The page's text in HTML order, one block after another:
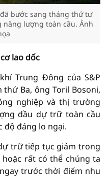
bước sang tháng thứ tư
lượng toàn cầu. Ảnh
lao dốc
Trung Đông của S&P
Ba, ông Toril Bosoni,
nghiệp và thị trường
dầu dự trữ toàn cầu
độ đáng lo ngại.
trữ tiếp tục giảm trong
rất có thể chúng ta
trước thời điểm nhu